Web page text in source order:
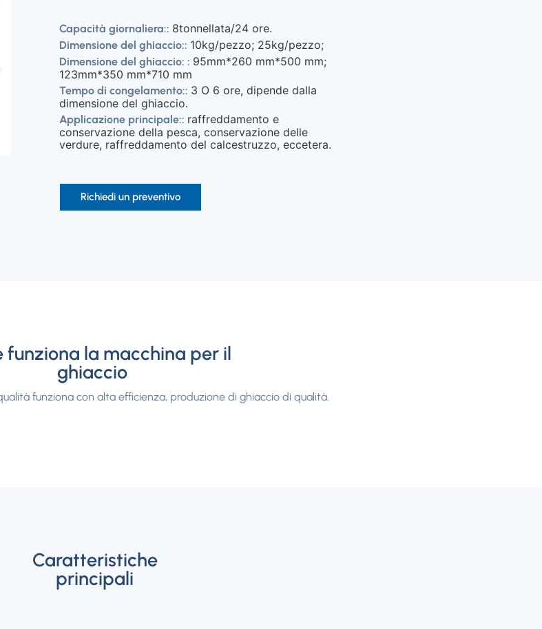
Capacità giornaliera:: 8tonnellata/24 ore.
Dimensione del ghiaccio:: 10kg/pezzo; 25kg/pezzo;
Dimensione del ghiaccio: : 95mm*260 mm*500 mm;
123mm*350 mm*710 mm
Tempo di congelamento:: 3 O 6 ore, dipende dalla
dimensione del ghiaccio.
Applicazione principale:: raffreddamento e
conservazione della pesca, conservazione delle
verdure, raffreddamento del calcestruzzo, eccetera.
Richiedi un preventivo
funziona la macchina per il
ghiaccio
funziona con alta efficienza, produzione di ghiaccio di qualità.
Caratteristiche
principali